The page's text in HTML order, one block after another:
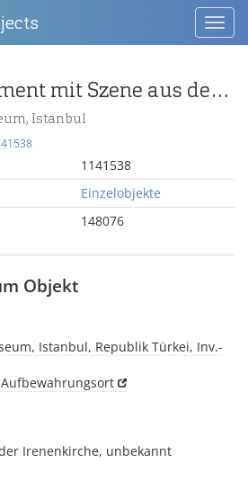
Sarkophagfragment mit Szene aus der Odyssee
Istanbul
1141538
Einzelobjekte
148076
Objekt
Istanbul, Republik Türkei, Inv.-
Irenenkirche, unbekannt